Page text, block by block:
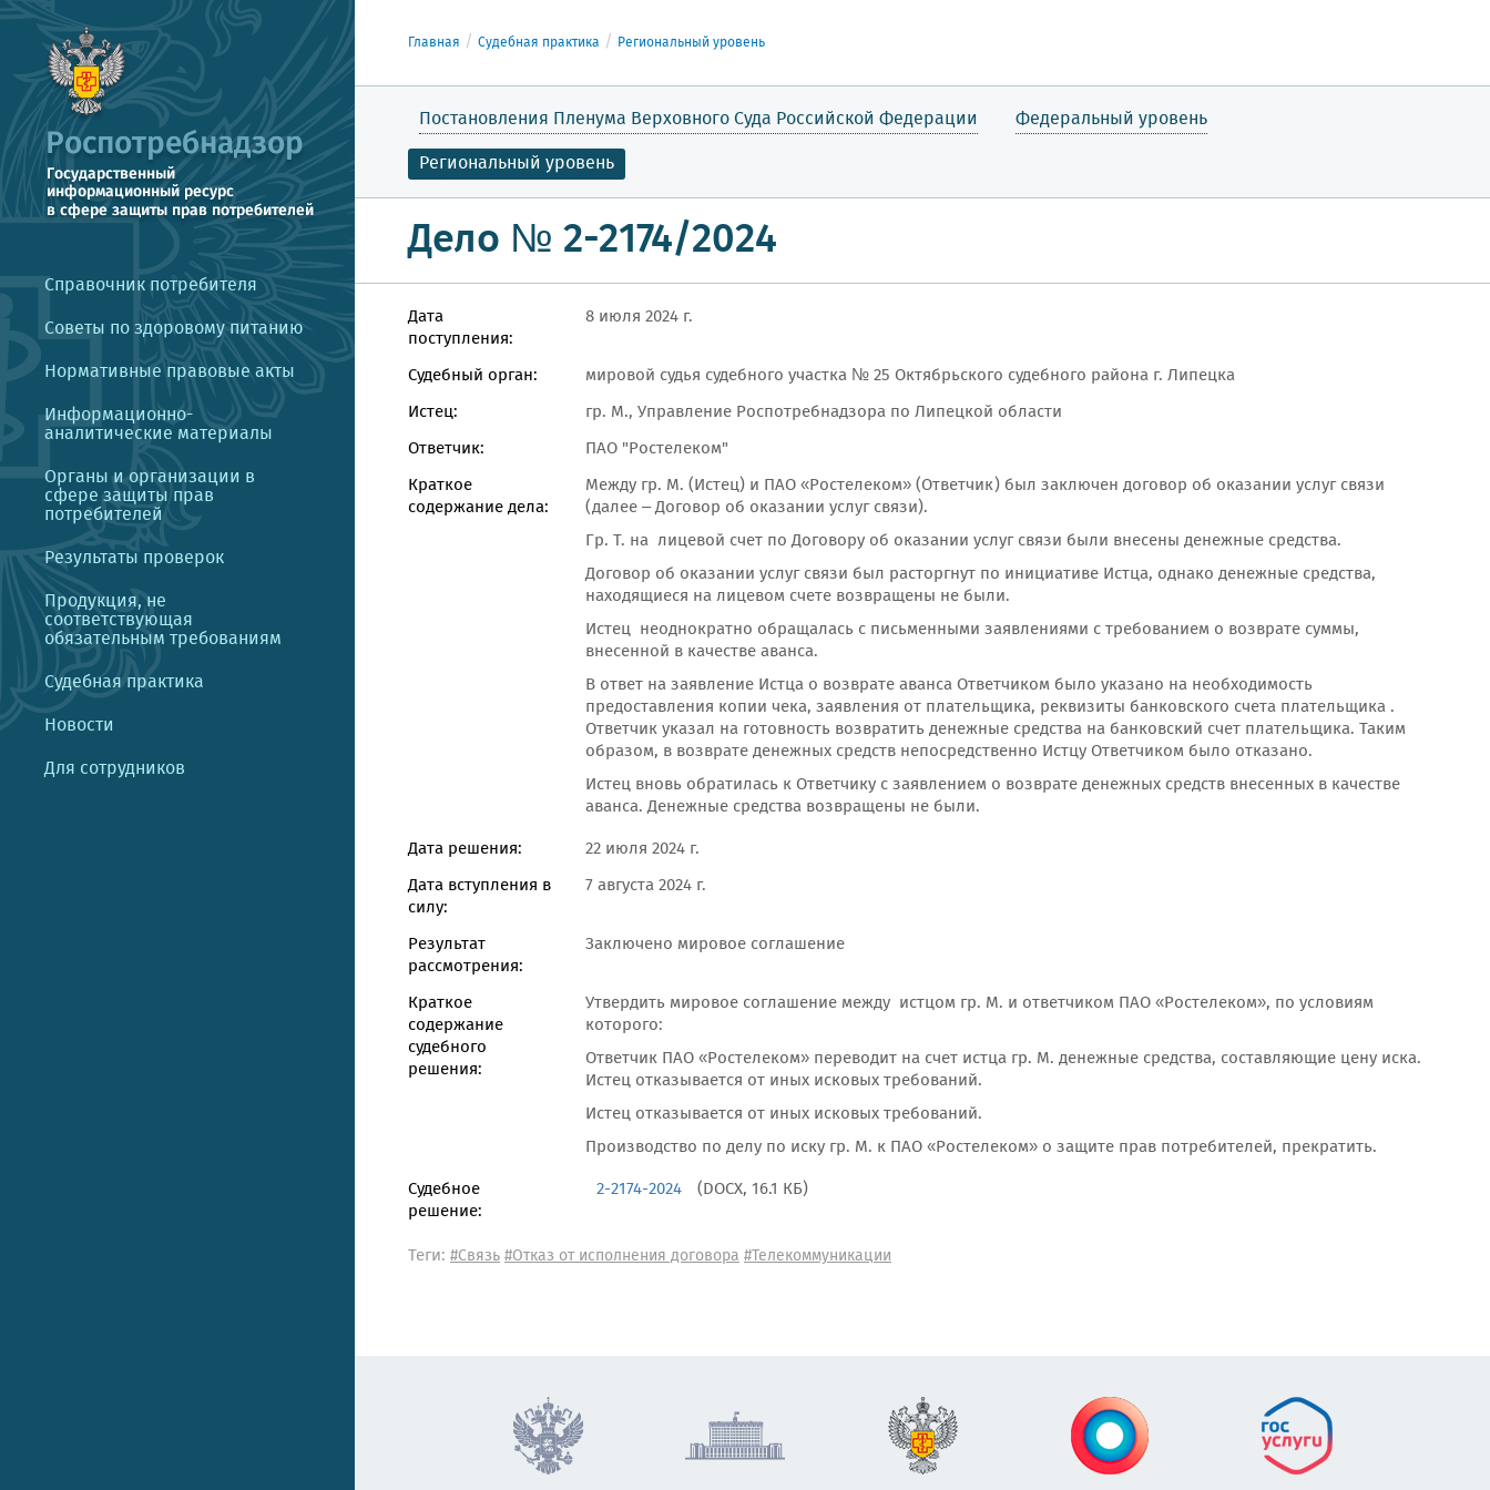
Справочник потребителя
Советы по здоровому питанию
Нормативные правовые акты
Информационно-
аналитические материалы
Органы и организации в
сфере защиты прав
потребителей
Результаты проверок
Продукция, не
соответствующая
обязательным требованиям
Судебная практика
Новости
Для сотрудников
Главная Судебная практика Региональный уровень
Постановления Пленума Верховного Суда Российской Федерации
Федеральный уровень
Региональный уровень
Дело № 2-2174/2024
Дата
поступления:
8 июля 2024 г.
Судебный орган:
мировой судья судебного участка № 25 Октябрьского судебного района г. Липецка
Истец:
гр. М., Управление Роспотребнадзора по Липецкой области
Ответчик:
ПАО "Ростелеком"
Краткое
содержание дела:
Между гр. М. (Истец) и ПАО «Ростелеком» (Ответчик) был заключен договор об оказании услуг связи
(далее – Договор об оказании услуг связи).
Гр. Т. на лицевой счет по Договору об оказании услуг связи были внесены денежные средства.
Договор об оказании услуг связи был расторгнут по инициативе Истца, однако денежные средства,
находящиеся на лицевом счете возвращены не были.
Истец неоднократно обращалась с письменными заявлениями с требованием о возврате суммы,
внесенной в качестве аванса.
В ответ на заявление Истца о возврате аванса Ответчиком было указано на необходимость
предоставления копии чека, заявления от плательщика, реквизиты банковского счета плательщика .
Ответчик указал на готовность возвратить денежные средства на банковский счет плательщика. Таким
образом, в возврате денежных средств непосредственно Истцу Ответчиком было отказано.
Истец вновь обратилась к Ответчику с заявлением о возврате денежных средств внесенных в качестве
аванса. Денежные средства возвращены не были.
Дата решения:
22 июля 2024 г.
Дата вступления в
силу:
7 августа 2024 г.
Результат
рассмотрения:
Заключено мировое соглашение
Краткое
содержание
судебного
решения:
Утвердить мировое соглашение между истцом гр. М. и ответчиком ПАО «Ростелеком», по условиям
которого:
Ответчик ПАО «Ростелеком» переводит на счет истца гр. М. денежные средства, составляющие цену иска.
Истец отказывается от иных исковых требований.
Истец отказывается от иных исковых требований.
Производство по делу по иску гр. М. к ПАО «Ростелеком» о защите прав потребителей, прекратить.
Судебное
решение:
2-2174-2024 (DOCX, 16.1 КБ)
Теги: #Связь#Отказ от исполнения договора#Телекоммуникации